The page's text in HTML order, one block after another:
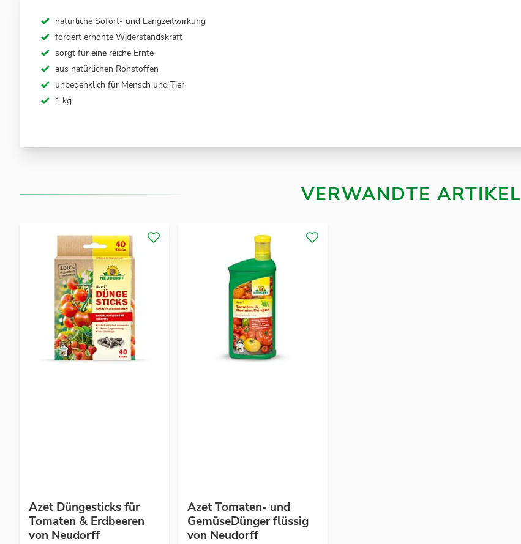
natürliche Sofort- und Langzeitwirkung
fördert erhöhte Widerstandskraft
sorgt für eine reiche Ernte
aus natürlichen Rohstoffen
unbedenklich für Mensch und Tier
1 kg
VERWANDTE ARTIKEL
Azet Düngesticks für
Tomaten & Erdbeeren
von Neudorff
Azet Tomaten- und
GemüseDünger flüssig
von Neudorff